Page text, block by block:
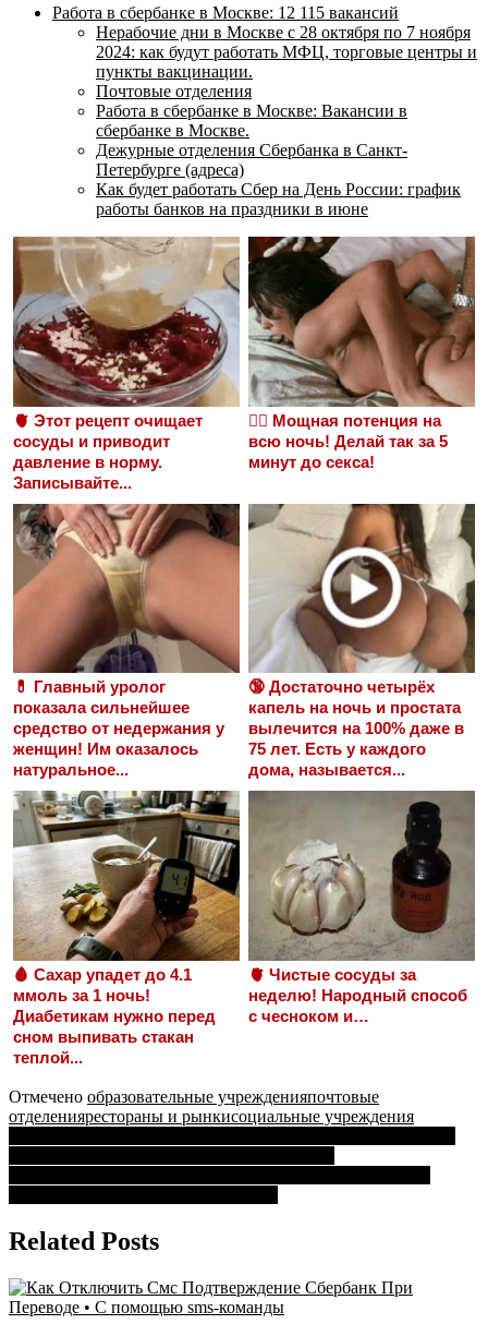
Работа в сбербанке в Москве: 12 115 вакансий
Нерабочие дни в Москве с 28 октября по 7 ноября
2024: как будут работать МФЦ, торговые центры и
пункты вакцинации.
Почтовые отделения
Работа в сбербанке в Москве: Вакансии в
сбербанке в Москве.
Дежурные отделения Сбербанка в Санкт-
Петербурге (адреса)
Как будет работать Сбер на День России: график
работы банков на праздники в июне
🫀 Этот рецепт очищает
сосуды и приводит
давление в норму.
Записывайте...
❤️‍🔥 Мощная потенция на
всю ночь! Делай так за 5
минут до секса!
💊 Главный уролог
показала сильнейшее
средство от недержания у
женщин! Им оказалось
натуральное...
🔞 Достаточно четырёх
капель на ночь и простата
вылечится на 100% даже в
75 лет. Есть у каждого
дома, называется...
🩸 Сахар упадет до 4.1
ммоль за 1 ночь!
Диабетикам нужно перед
сном выпивать стакан
теплой...
🫀 Чистые сосуды за
неделю! Народный способ
с чесноком и…
Отмечено образовательные учрежденияпочтовые
отделениярестораны и рынкисоциальные учреждения
Навигация
по
записям
Related Posts